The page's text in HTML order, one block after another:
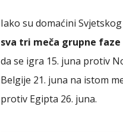
Iako su domaćini
sva tri meča grupne
da se igra 15. juna protiv
Belgije 21. juna na istom
protiv Egipta 26. juna.